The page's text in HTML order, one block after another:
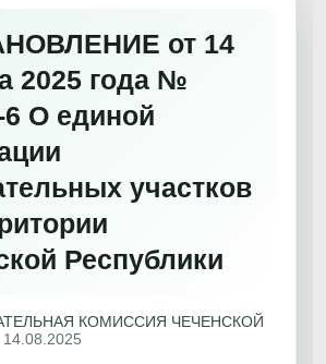
от 14
2025 года №
6 О единой
участков
Республики
КОМИССИЯ ЧЕЧЕНСКОЙ
14.08.2025